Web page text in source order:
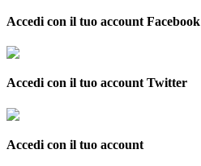
Accedi con il tuo account Facebook
Accedi con il tuo account Twitter
Accedi con il tuo account